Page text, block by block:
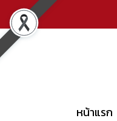
หน้าแรก